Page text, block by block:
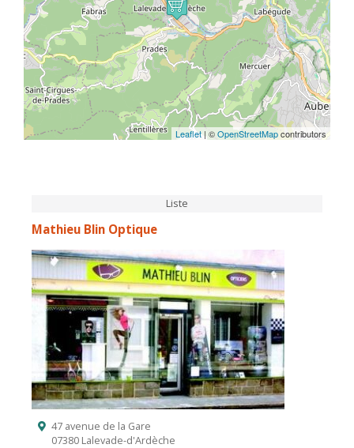
Leaflet | ©OpenStreetMapcontributors
Liste
Mathieu Blin Optique
47 avenue de la Gare
07380 Lalevade-d'Ardèche